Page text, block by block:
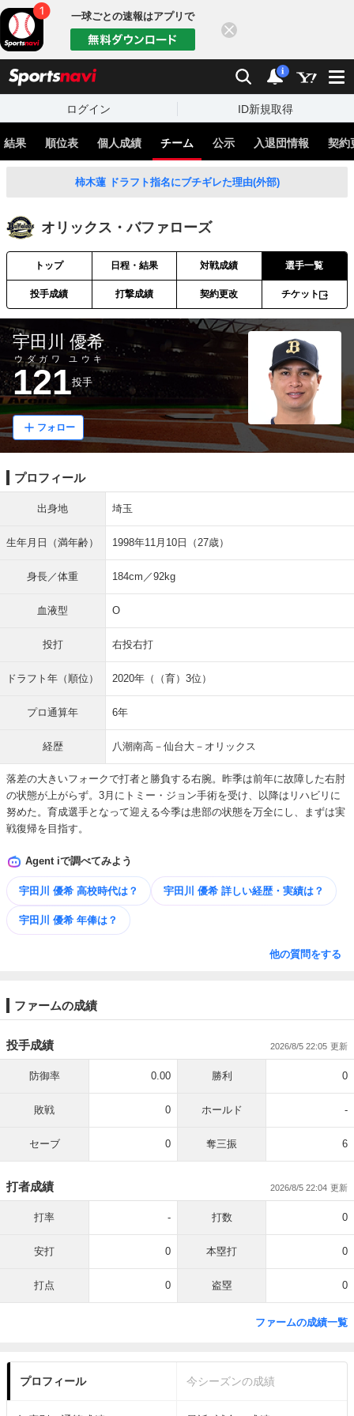
一球ごとの速報はアプリで
検索 通知
i
ログイン ID新規取得
結果 順位表 個人成績 チーム 公示 入退団情報 契約
柿木蓮 ドラフト指名にブチギレた理由(外部)
オリックス・バファローズ
トップ 日程・結果 対戦成績 選手一覧
投手成績 打撃成績 契約更改 チケット
宇田川 優希
ウダガワ ユウキ
121投手
フォロー
プロフィール
出身地 埼玉
生年月日（満年齢） 1998年11月10日（27歳）
身長／体重 184cm／92kg
血液型 O
投打 右投右打
ドラフト年（順位） 2020年（（育）3位）
プロ通算年 6年
経歴 八潮南高－仙台大－オリックス
落差の大きいフォークで打者と勝負する右腕。昨季は前年に故障した右肘
の状態が上がらず。3月にトミー・ジョン手術を受け、以降はリハビリに
努めた。育成選手となって迎える今季は患部の状態を万全にし、まずは実
戦復帰を目指す。
Agent iで調べてみよう
宇田川 優希 高校時代は？ 宇田川 優希 詳しい​経歴・​実績は？
宇田川 優希 年俸は？
他の質問をする
ファームの成績
投手成績 2026/8/5 22:05
防御率 0.00 勝利 0
敗戦 0 ホールド -
セーブ 0 奪三振 6
打者成績 2026/8/5 22:04
打率 - 打数 0
安打 0 本塁打 0
打点 0 盗塁 0
ファームの成績一覧
プロフィール 今シーズンの成績